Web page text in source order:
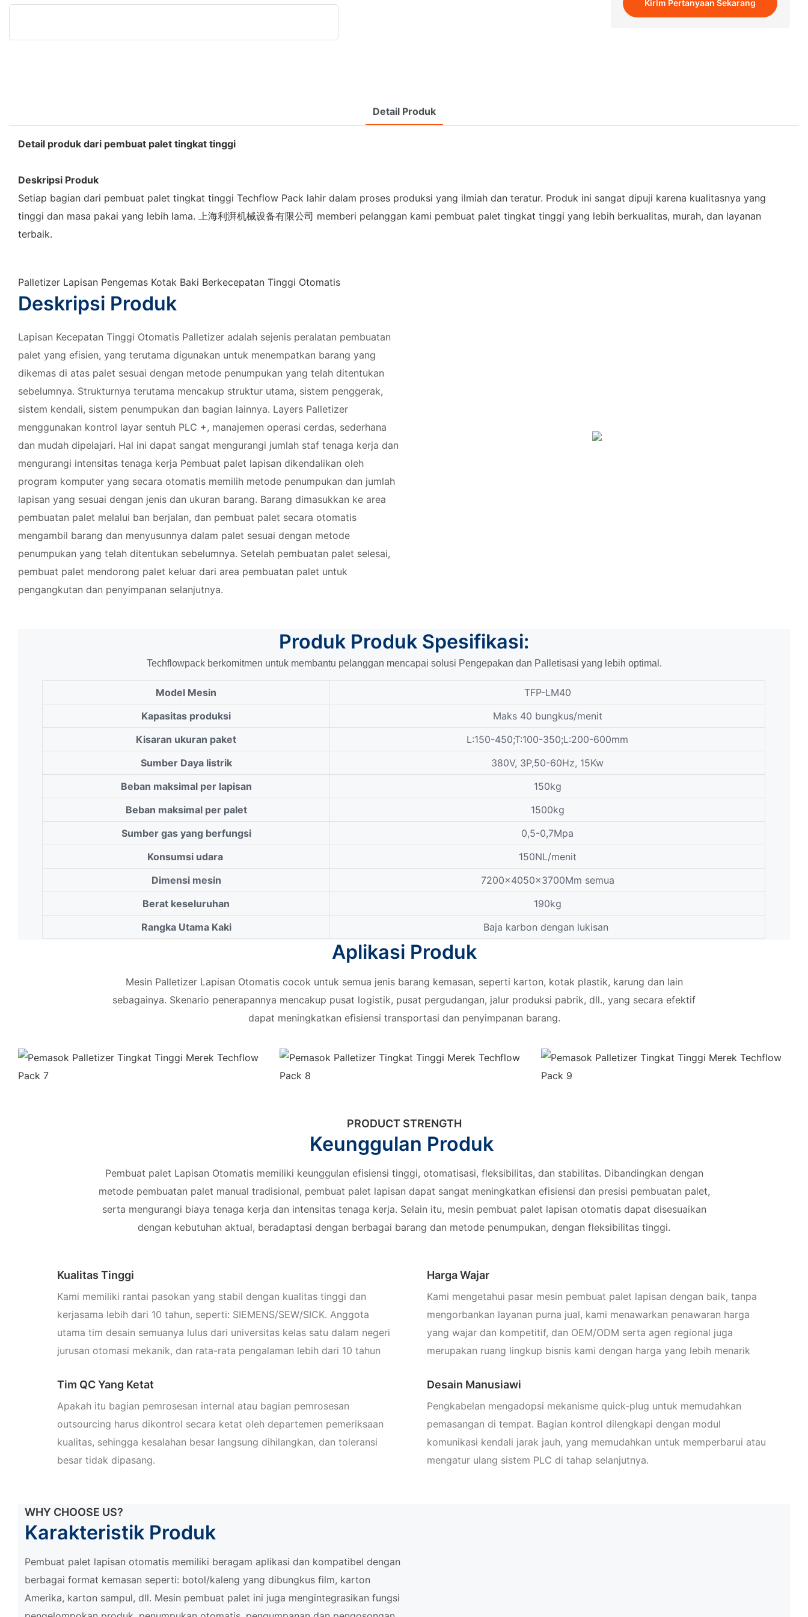
Kirim Pertanyaan Sekarang
Detail Produk
Detail produk dari pembuat palet tingkat tinggi
Deskripsi Produk
Setiap bagian dari pembuat palet tingkat tinggi Techflow Pack lahir dalam proses produksi yang ilmiah dan teratur. Produk ini sangat dipuji karena kualitasnya yang
tinggi dan masa pakai yang lebih lama. 上海利湃机械设备有限公司 memberi pelanggan kami pembuat palet tingkat tinggi yang lebih berkualitas, murah, dan layanan
terbaik.
Palletizer Lapisan Pengemas Kotak Baki Berkecepatan Tinggi Otomatis
Deskripsi Produk
Lapisan Kecepatan Tinggi Otomatis Palletizer adalah sejenis peralatan pembuatan
palet yang efisien, yang terutama digunakan untuk menempatkan barang yang
dikemas di atas palet sesuai dengan metode penumpukan yang telah ditentukan
sebelumnya. Strukturnya terutama mencakup struktur utama, sistem penggerak,
sistem kendali, sistem penumpukan dan bagian lainnya. Layers Palletizer
menggunakan kontrol layar sentuh PLC +, manajemen operasi cerdas, sederhana
dan mudah dipelajari. Hal ini dapat sangat mengurangi jumlah staf tenaga kerja dan
mengurangi intensitas tenaga kerja Pembuat palet lapisan dikendalikan oleh
program komputer yang secara otomatis memilih metode penumpukan dan jumlah
lapisan yang sesuai dengan jenis dan ukuran barang. Barang dimasukkan ke area
pembuatan palet melalui ban berjalan, dan pembuat palet secara otomatis
mengambil barang dan menyusunnya dalam palet sesuai dengan metode
penumpukan yang telah ditentukan sebelumnya. Setelah pembuatan palet selesai,
pembuat palet mendorong palet keluar dari area pembuatan palet untuk
pengangkutan dan penyimpanan selanjutnya.
Produk Produk Spesifikasi:
Techflowpack berkomitmen untuk membantu pelanggan mencapai solusi Pengepakan dan Palletisasi yang lebih optimal.
Model Mesin
TFP-LM40
Kapasitas produksi
Maks 40 bungkus/menit
Kisaran ukuran paket
L:150-450;T:100-350;L:200-600mm
Sumber Daya listrik
380V, 3P,50-60Hz, 15Kw
Beban maksimal per lapisan
150kg
Beban maksimal per palet
1500kg
Sumber gas yang berfungsi
0,5-0,7Mpa
Konsumsi udara
150NL/menit
Dimensi mesin
7200x4050x3700Mm semua
Berat keseluruhan
190kg
Rangka Utama Kaki
Baja karbon dengan lukisan
Aplikasi Produk
Mesin Palletizer Lapisan Otomatis cocok untuk semua jenis barang kemasan, seperti karton, kotak plastik, karung dan lain
sebagainya. Skenario penerapannya mencakup pusat logistik, pusat pergudangan, jalur produksi pabrik, dll., yang secara efektif
dapat meningkatkan efisiensi transportasi dan penyimpanan barang.
PRODUCT STRENGTH
Keunggulan Produk
Pembuat palet Lapisan Otomatis memiliki keunggulan efisiensi tinggi, otomatisasi, fleksibilitas, dan stabilitas. Dibandingkan dengan
metode pembuatan palet manual tradisional, pembuat palet lapisan dapat sangat meningkatkan efisiensi dan presisi pembuatan palet,
serta mengurangi biaya tenaga kerja dan intensitas tenaga kerja. Selain itu, mesin pembuat palet lapisan otomatis dapat disesuaikan
dengan kebutuhan aktual, beradaptasi dengan berbagai barang dan metode penumpukan, dengan fleksibilitas tinggi.
Kualitas Tinggi
Kami memiliki rantai pasokan yang stabil dengan kualitas tinggi dan
kerjasama lebih dari 10 tahun, seperti: SIEMENS/SEW/SICK. Anggota
utama tim desain semuanya lulus dari universitas kelas satu dalam negeri
jurusan otomasi mekanik, dan rata-rata pengalaman lebih dari 10 tahun
Harga Wajar
Kami mengetahui pasar mesin pembuat palet lapisan dengan baik, tanpa
mengorbankan layanan purna jual, kami menawarkan penawaran harga
yang wajar dan kompetitif, dan OEM/ODM serta agen regional juga
merupakan ruang lingkup bisnis kami dengan harga yang lebih menarik
Tim QC Yang Ketat
Apakah itu bagian pemrosesan internal atau bagian pemrosesan
outsourcing harus dikontrol secara ketat oleh departemen pemeriksaan
kualitas, sehingga kesalahan besar langsung dihilangkan, dan toleransi
besar tidak dipasang.
Desain Manusiawi
Pengkabelan mengadopsi mekanisme quick-plug untuk memudahkan
pemasangan di tempat. Bagian kontrol dilengkapi dengan modul
komunikasi kendali jarak jauh, yang memudahkan untuk memperbarui atau
mengatur ulang sistem PLC di tahap selanjutnya.
WHY CHOOSE US?
Karakteristik Produk
Pembuat palet lapisan otomatis memiliki beragam aplikasi dan kompatibel dengan
berbagai format kemasan seperti: botol/kaleng yang dibungkus film, karton
Amerika, karton sampul, dll. Mesin pembuat palet ini juga mengintegrasikan fungsi